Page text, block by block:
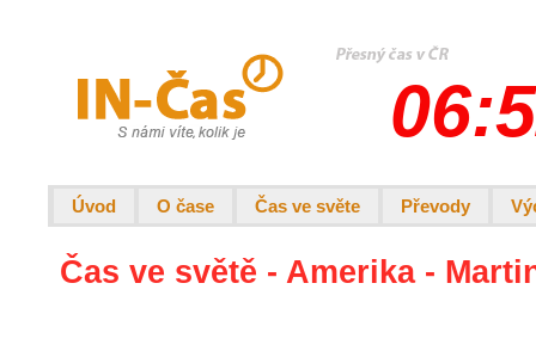
Úvod O čase Čas ve světe Převody
Čas ve světě - Amerika -